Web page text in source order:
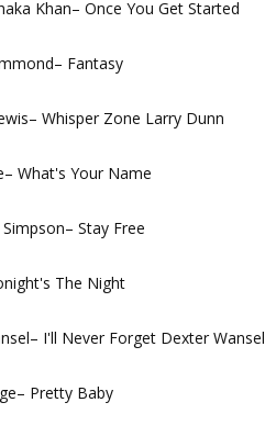
Khan– Once You Get Started
Fantasy
Whisper Zone Larry Dunn
What's Your Name
Stay Free
The Night
I'll Never Forget Dexter Wansel
Pretty Baby